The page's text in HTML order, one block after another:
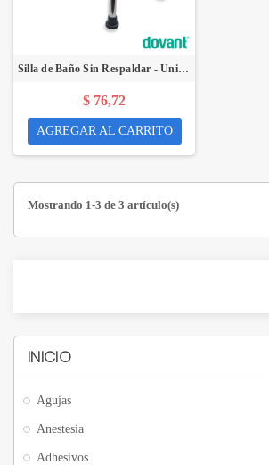
INICIO
Agujas
Anestesia
Adhesivos
Silla de Baño Sin Respaldar - Unidad - DOVANT
$ 76,72
AGREGAR AL CARRITO
Mostrando 1-3 de 3 artículo(s)